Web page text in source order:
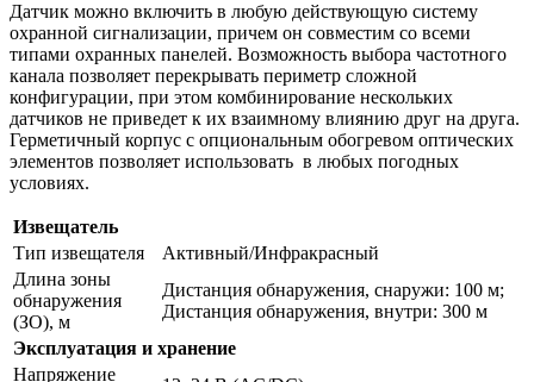
Датчик можно включить в любую действующую систему
охранной сигнализации, причем он совместим со всеми
типами охранных панелей. Возможность выбора частотного
канала позволяет перекрывать периметр сложной
конфигурации, при этом комбинирование нескольких
датчиков не приведет к их взаимному влиянию друг на друга.
Герметичный корпус с опциональным обогревом оптических
элементов позволяет использовать в любых погодных
условиях.
Извещатель
Тип извещателя
Активный/Инфракрасный
Длина зоны
обнаружения
(ЗО), м
Дистанция обнаружения, снаружи: 100 м;
Дистанция обнаружения, внутри: 300 м
Эксплуатация и хранение
Напряжение